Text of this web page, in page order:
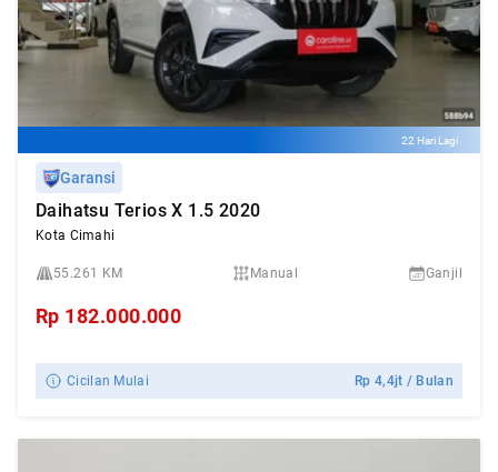
22 Hari Lagi
Garansi
Daihatsu Terios X 1.5 2020
Kota Cimahi
55.261 KM Manual Ganjil
Rp 182.000.000
Cicilan Mulai Rp4,4jt / Bulan